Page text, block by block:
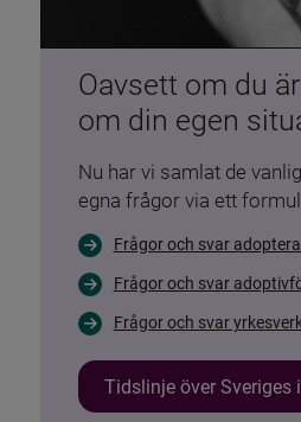
Oavsett om du
om din egen
Nu har vi samlat de
egna frågor via ett
Frågor och svar
Frågor och svar
Frågor och svar
Tidslinje över